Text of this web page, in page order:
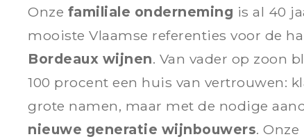
Onze familiale onderneming is al 40
mooiste Vlaamse referenties voor de
Bordeaux wijnen. Van vader op zoon
100 procent een huis van vertrouwen:
grote namen, maar met de nodige
nieuwe generatie wijnbouwers.